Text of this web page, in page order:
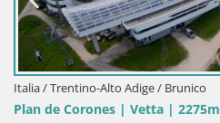
Italia / Trentino-Alto Adige / Brunico
Plan de Corones | Vetta | 2275m